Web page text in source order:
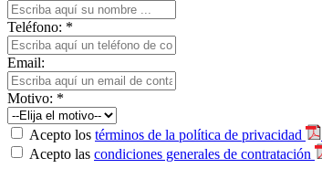
Teléfono: *
Email:
Motivo: *
Acepto los términos de la política de privacidad
Acepto las condiciones generales de contratación